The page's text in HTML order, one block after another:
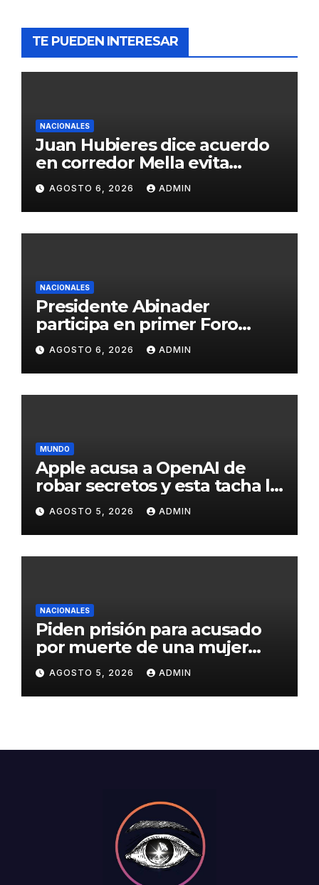
TE PUEDEN INTERESAR
NACIONALES
Juan Hubieres dice acuerdo
en corredor Mella evita
conflictos innecesarios
AGOSTO 6, 2026 ADMIN
NACIONALES
Presidente Abinader
participa en primer Foro
Meta RD 2036 con miras a
impulsar el crecimiento
económico, fortalecer las
instituciones y elevar la
AGOSTO 6, 2026 ADMIN
MUNDO
Apple acusa a OpenAI de
robar secretos y esta tacha la
demanda de «agresiva y
personal»
AGOSTO 5, 2026 ADMIN
NACIONALES
Piden prisión para acusado
por muerte de una mujer
durante intento de robo en
plaza comercial en Piantini
AGOSTO 5, 2026 ADMIN